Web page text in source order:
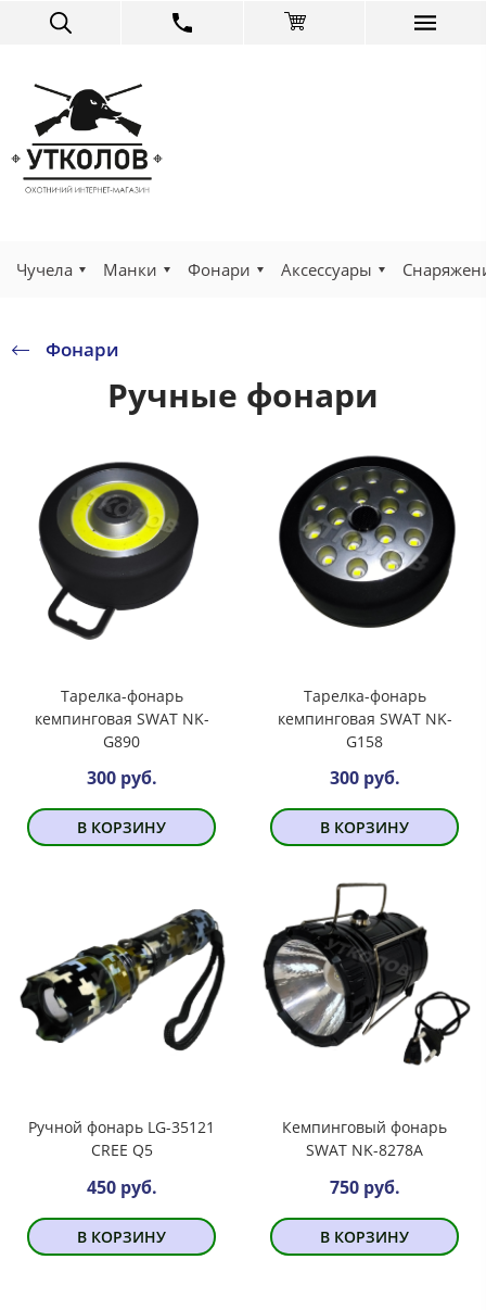
Чучела Манки Фонари Аксессуары
Фонари
Ручные фонари
Тарелка-фонарь
кемпинговая SWAT NK-
G890
300 руб.
В КОРЗИНУ
Тарелка-фонарь
кемпинговая SWAT NK-
G158
300 руб.
В КОРЗИНУ
Ручной фонарь LG-35121
CREE Q5
450 руб.
В КОРЗИНУ
Кемпинговый фонарь
SWAT NK-8278A
750 руб.
В КОРЗИНУ